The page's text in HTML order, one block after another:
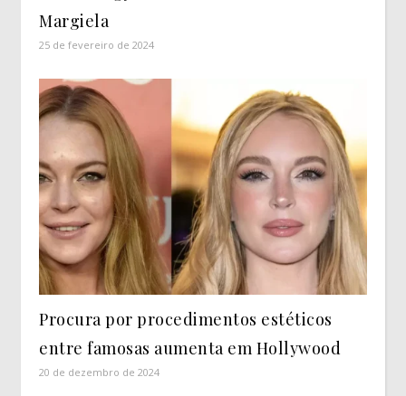
Margiela
25 de fevereiro de 2024
Procura por procedimentos estéticos
entre famosas aumenta em Hollywood
20 de dezembro de 2024